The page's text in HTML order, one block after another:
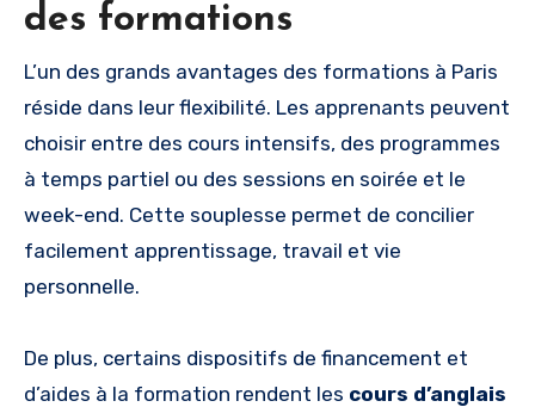
des formations
L’un des grands avantages des formations à Paris
réside dans leur flexibilité. Les apprenants peuvent
choisir entre des cours intensifs, des programmes
à temps partiel ou des sessions en soirée et le
week-end. Cette souplesse permet de concilier
facilement apprentissage, travail et vie
personnelle.
De plus, certains dispositifs de financement et
d’aides à la formation rendent les cours d’anglais